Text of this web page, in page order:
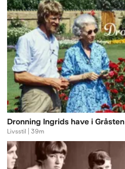
Dronning Ingrids have i Gråsten
Livsstil | 39m